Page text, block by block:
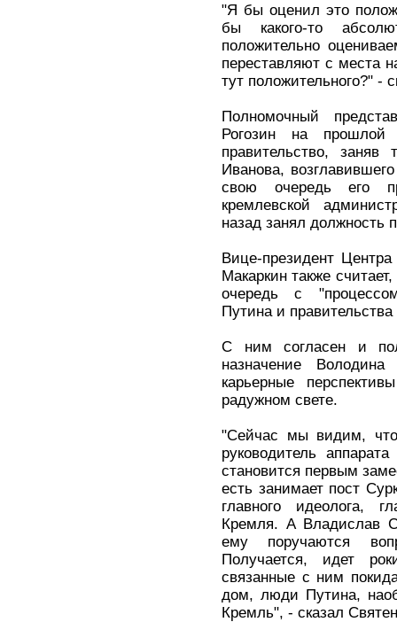
"Я бы оценил это
бы какого-то
положительно
переставляют с места
тут положительного?" -
Полномочный
Рогозин на
правительство,
Иванова,
свою очередь его
кремлевской
назад занял должность
Вице-президент
Макаркин также
очередь с
Путина и
С ним согласен и
назначение
карьерные
радужном свете.
"Сейчас мы видим,
руководитель
становится первым
есть занимает пост
главного идеолога,
Кремля. А Владислав
ему поручаются
Получается, идет
связанные с ним
дом, люди Путина,
Кремль", - сказал